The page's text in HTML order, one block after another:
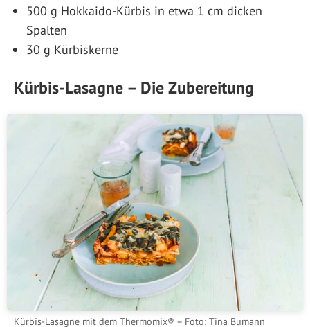
500 g Hokkaido-Kürbis in etwa 1 cm dicken
Spalten
30 g Kürbiskerne
Kürbis-Lasagne – Die Zubereitung
Kürbis-Lasagne mit dem Thermomix® – Foto: Tina Bumann